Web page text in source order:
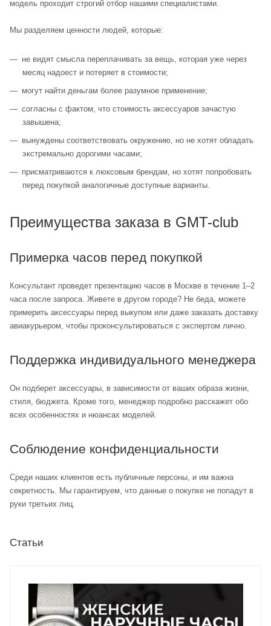
модель проходит строгий отбор нашими специалистами.
Мы разделяем ценности людей, которые:
не видят смысла переплачивать за вещь, которая уже через
месяц надоест и потеряет в стоимости;
могут найти деньгам более разумное применение;
согласны с фактом, что стоимость аксессуаров зачастую
завышена;
вынуждены соответствовать окружению, но не хотят обладать
экстремально дорогими часами;
присматриваются к люксовым брендам, но хотят попробовать
перед покупкой аналогичные доступные варианты.
Преимущества заказа в GMT-club
Примерка часов перед покупкой
Консультант проведет презентацию часов в Москве в течение 1–2
часа после запроса. Живете в другом городе? Не беда, можете
примерить аксессуары перед выкупом или даже заказать доставку
авиакурьером, чтобы проконсультироваться с экспертом лично.
Поддержка индивидуального менеджера
Он подберет аксессуары, в зависимости от ваших образа жизни,
стиля, бюджета. Кроме того, менеджер подробно расскажет обо
всех особенностях и нюансах моделей.
Соблюдение конфиденциальности
Среди наших клиентов есть публичные персоны, и им важна
секретность. Мы гарантируем, что данные о покупке не попадут в
руки третьих лиц.
Статьи